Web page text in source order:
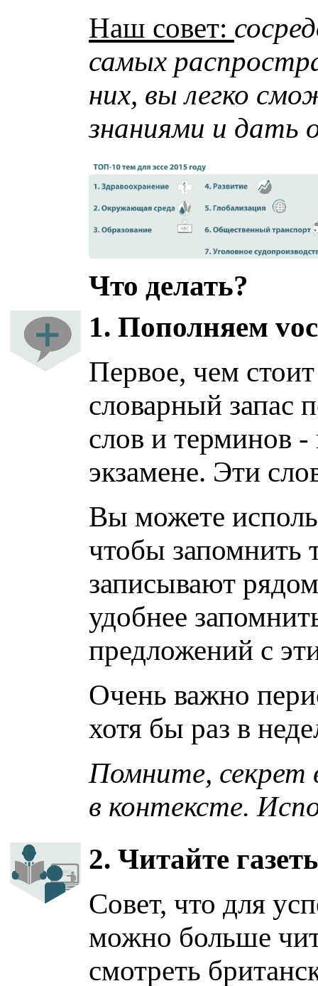
Наш совет:
самых
них, вы легко
знаниями и дать
Что делать?
1. Пополняем
Первое, чем
словарный запас
слов и терминов
экзамене. Эти
Вы можете
чтобы запомнить
записывают
удобнее
предложений с
Очень важно
хотя бы раз в
Помните, секрет
в контексте.
2. Читайте
Совет, что для
можно больше
смотреть